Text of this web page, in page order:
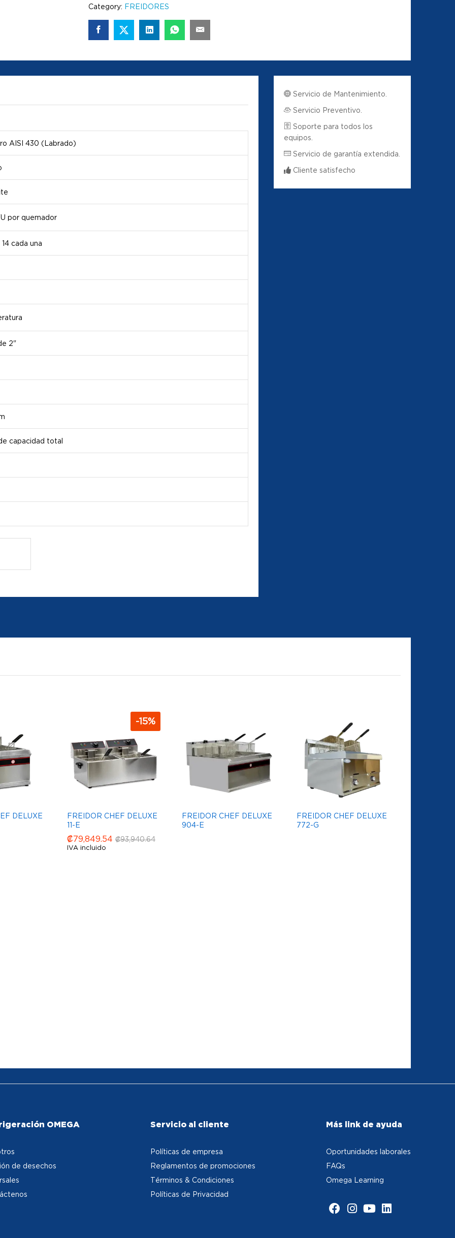
Category: FREIDORES
AISI 430 (Labrado)
por quemador
cada una
2"
capacidad total
Servicio de Mantenimiento.
Servicio Preventivo.
Soporte para todos los
equipos.
Servicio de garantía extendida.
Cliente satisfecho
DELUXE
-15%
FREIDOR CHEF DELUXE
11-E
₡79,849.54 ₡93,940.64
IVA incluido
₡79,849.54 ₡93,940.64
FREIDOR CHEF DELUXE
904-E
FREIDOR CHEF DELUXE
772-G
OMEGA
de desechos
Servicio al cliente
Políticas de empresa
Reglamentos de promociones
Términos & Condiciones
Políticas de Privacidad
Más link de ayuda
Oportunidades laborales
FAQs
Omega Learning